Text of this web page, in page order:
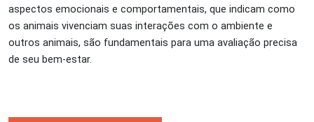
aspectos emocionais e comportamentais, que indicam como
os animais vivenciam suas interações com o ambiente e
outros animais, são fundamentais para uma avaliação precisa
de seu bem-estar.